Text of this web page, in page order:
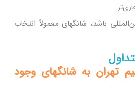
باشد، شانگهای معمولاً انتخاب
تهران به شانگهای وجود